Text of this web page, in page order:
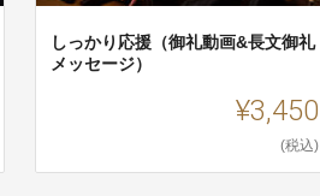
しっかり応援（御礼動画&長文御礼
メッセージ）
¥3,450
(税込)